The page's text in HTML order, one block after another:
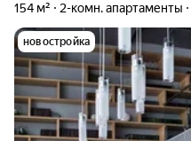
154 м² 2-комн. апартаменты
новостройка